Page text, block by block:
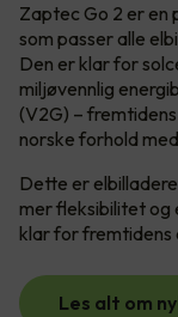
Zaptec Go 2 er en
som passer alle
Den er klar for
miljøvennlig
(V2G) –
norske forhold
Dette er
mer fleksibilitet og
klar for fremtidens
Les alt om